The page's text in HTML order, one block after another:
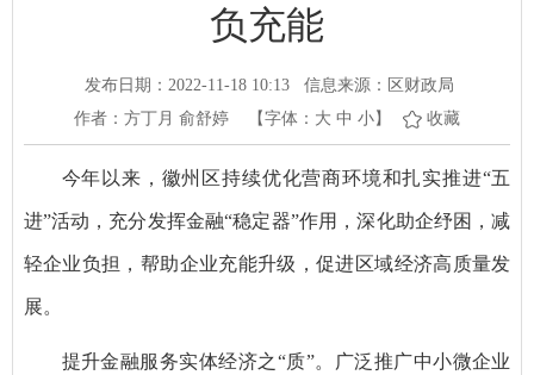
负充能
发布日期：2022-11-18 10:13
信息来源：区财政局
作者：方丁月 俞舒婷
【字体： 大 中 小】 收藏
今年以来，徽州区持续优化营商环境和扎实推进“五
进”活动，充分发挥金融“稳定器”作用，深化助企纾困，减
轻企业负担，帮助企业充能升级，促进区域经济高质量发
展。
提升金融服务实体经济之“质”。广泛推广中小微企业